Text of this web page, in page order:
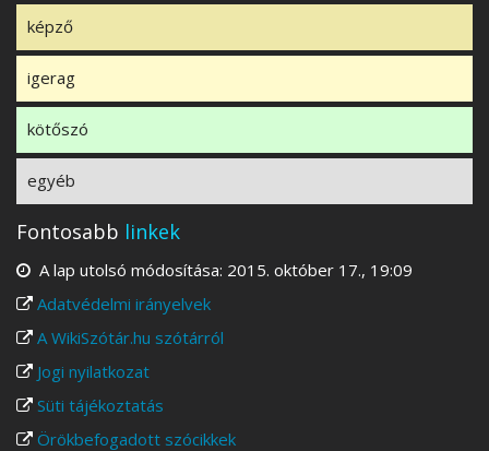
képző
igerag
kötőszó
egyéb
Fontosabb linkek
A lap utolsó módosítása: 2015. október 17., 19:09
Adatvédelmi irányelvek
A WikiSzótár.hu szótárról
Jogi nyilatkozat
Süti tájékoztatás
Örökbefogadott szócikkek